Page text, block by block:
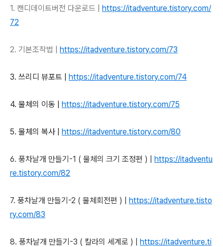
1. 캔디데이트버전 다운로드 | https://itadventure.tistory.com/
72
2. 기본조작법 https://itadventure.tistory.com/73
3. 쓰리디 뷰포트 | https://itadventure.tistory.com/74
4. 물체의 이동 | https://itadventure.tistory.com/75
5. 물체의 복사 | https://itadventure.tistory.com/80
6. 풍차날개 만들기-1 ( 물체의 크기 조정편 )
https://itadventu
re.tistory.com/82
7. 풍차날개 만들기-2 ( 물체회전편 )
https://itadventure.tisto
ry.com/83
8. 풍차날개 만들기-3 ( 칼라의 세계로 ) | https://itadventure.ti